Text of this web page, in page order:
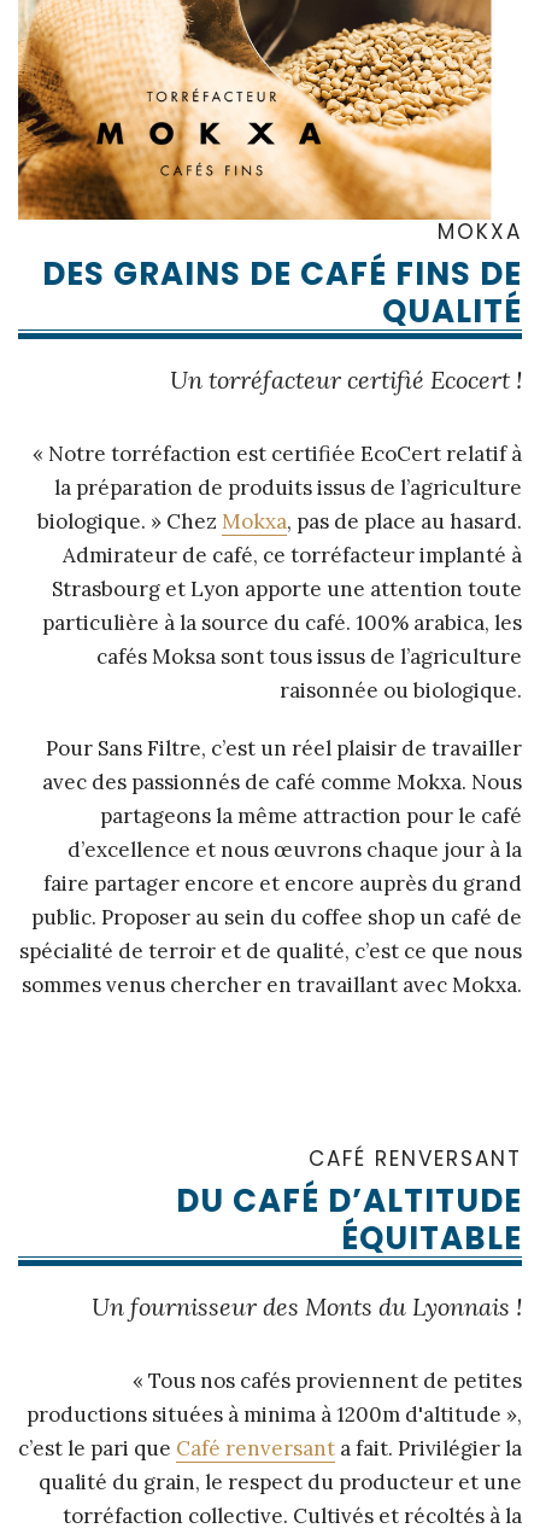
MOKXA
DES GRAINS DE CAFÉ FINS DE
QUALITÉ
Un torréfacteur certifié Ecocert !
« Notre torréfaction est certifiée EcoCert relatif à
la préparation de produits issus de l’agriculture
biologique. » Chez Mokxa, pas de place au hasard.
Admirateur de café, ce torréfacteur implanté à
Strasbourg et Lyon apporte une attention toute
particulière à la source du café. 100% arabica, les
cafés Moksa sont tous issus de l’agriculture
raisonnée ou biologique.
Pour Sans Filtre, c’est un réel plaisir de travailler
avec des passionnés de café comme Mokxa. Nous
partageons la même attraction pour le café
d’excellence et nous œuvrons chaque jour à la
faire partager encore et encore auprès du grand
public. Proposer au sein du coffee shop un café de
spécialité de terroir et de qualité, c’est ce que nous
sommes venus chercher en travaillant avec Mokxa.
CAFÉ RENVERSANT
DU CAFÉ D’ALTITUDE
ÉQUITABLE
Un fournisseur des Monts du Lyonnais !
« Tous nos cafés proviennent de petites
productions situées à minima à 1200m d'altitude »,
c’est le pari que Café renversant a fait. Privilégier la
qualité du grain, le respect du producteur et une
torréfaction collective. Cultivés et récoltés à la